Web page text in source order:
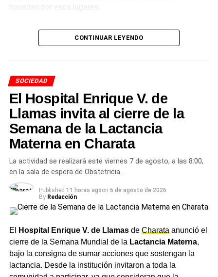
transitan por esos lugares.
El trabajo de los equipos
reflejan el compromiso de los trabajadores municipales,
que responden con responsabilidad ante cada situación
para brindar soluciones y cuidar a toda la comunidad de
Charata .
Másnoticias de CharataenCharataChaco.Net.
CONTINUAR LEYENDO
SOCIEDAD
El Hospital Enrique V. de
Llamas invita al cierre de la
Semana de la Lactancia
Materna en Charata
La actividad se realizará este viernes 7 de agosto, a las 8:00,
en la sala de espera de Obstetricia.
Published 11 horas agoon 6 de agosto de 2026
By Redacción
El Hospital Enrique V. de Llamasde Charata anunció el
cierre de la Semana Mundial de la Lactancia Materna,
bajo la consigna de sumar acciones que sostengan la
lactancia. Desde la institución invitaron a toda la